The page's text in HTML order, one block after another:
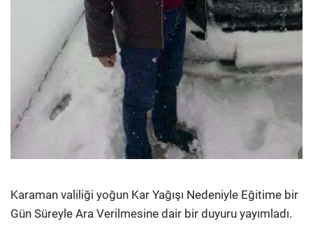
Karaman valiliği yoğun Kar Yağışı Nedeniyle Eğitime bir
Gün Süreyle Ara Verilmesine dair bir duyuru yayımladı.